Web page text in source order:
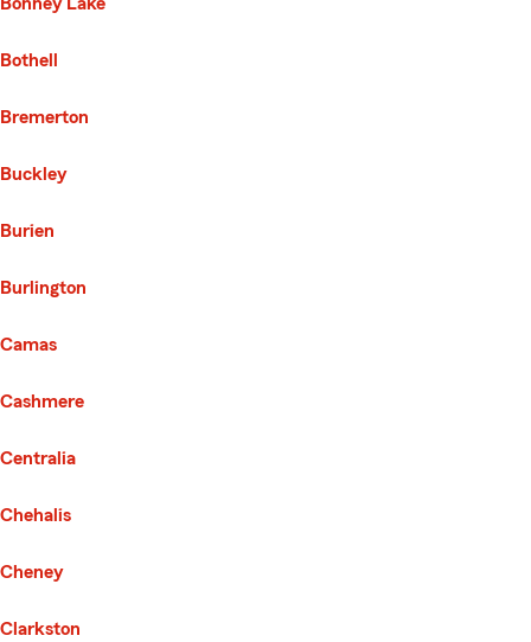
Bothell
Bremerton
Buckley
Burien
Burlington
Camas
Cashmere
Centralia
Chehalis
Cheney
Clarkston